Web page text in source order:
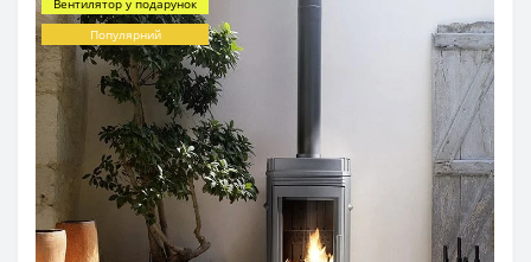
Вентилятор у подарунок
Популярний